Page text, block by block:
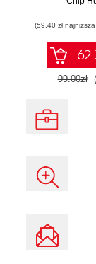
gotowych
(59,40 zł
99.00zł